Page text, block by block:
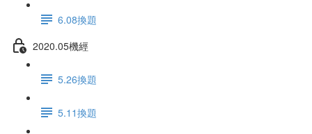
6.08換題
2020.05機經
5.26換題
5.11換題